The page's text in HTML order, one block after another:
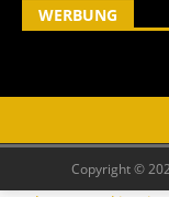
WERBUNG
Copyright ©